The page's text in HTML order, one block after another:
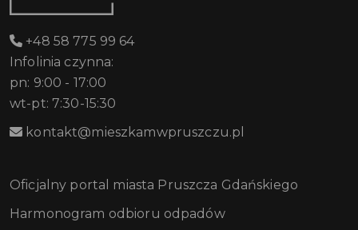
+48 58 775 99 64
Infolinia czynna:
pn: 9:00 - 17:00
wt-pt: 7:30-15:30
kontakt@mieszkamwpruszczu.pl
Oficjalny portal miasta Pruszcza Gdańskiego
Harmonogram odbioru odpadów